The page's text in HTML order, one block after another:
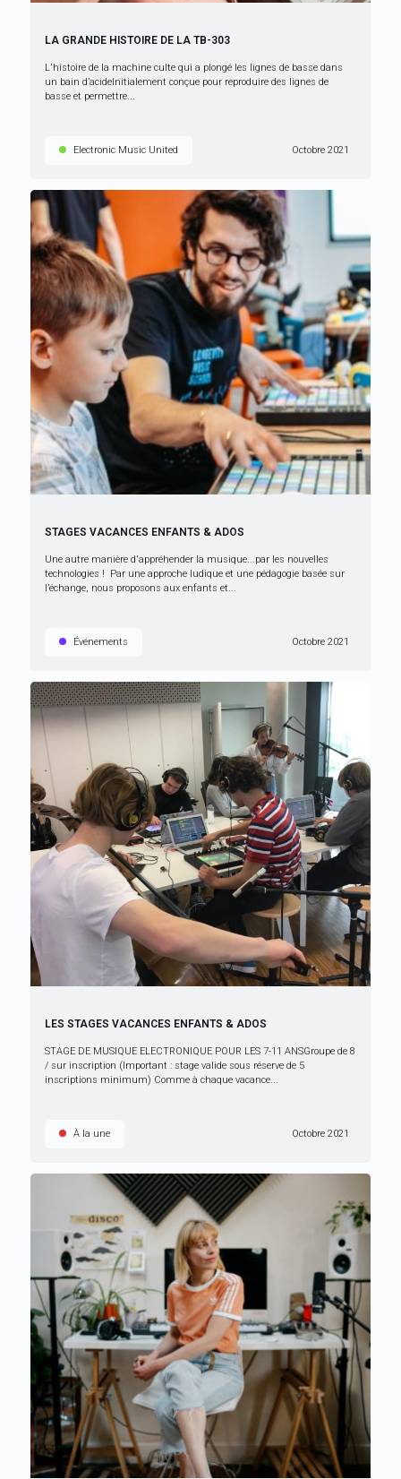
LA GRANDE HISTOIRE DE LA TB-303
L'histoire de la machine culte qui a plongé les lignes de basse dans
un bain d’acideInitialement conçue pour reproduire des lignes de
basse et permettre...
Electronic Music United Octobre 2021
STAGES VACANCES ENFANTS & ADOS
Une autre manière d'appréhender la musique...par les nouvelles
technologies ! Par une approche ludique et une pédagogie basée sur
l’échange, nous proposons aux enfants et...
Événements Octobre 2021
LES STAGES VACANCES ENFANTS & ADOS
STAGE DE MUSIQUE ELECTRONIQUE POUR LES 7-11 ANSGroupe de 8
/ sur inscription (Important : stage valide sous réserve de 5
inscriptions minimum) Comme à chaque vacance...
À la une Octobre 2021